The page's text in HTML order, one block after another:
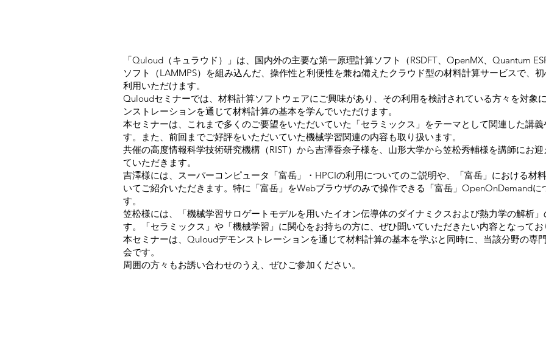
「Quloud（キュラウド）
」は、国内外の主要な第一原理計算ソフト（RSDFT、OpenMX、Quantum
ソフト（LAMMPS）を組み込んだ、操作性と利便性を兼ね備えたクラウド型の材料計算サービスで、
利用いただけます。
Quloudセミナーでは、材料計算ソフトウェアにご興味があり、その利用を検討されている方々を対象
ンストレーションを通じて材料計算の基本を学んでいただけます。
本セミナーは、これまで多くのご要望をいただいていた「セラミックス」をテーマとして関連した講
す。また、前回までご好評をいただいていた機械学習関連の内容も取り扱います。
共催の高度情報科学技術研究機構（RIST）から吉澤香奈子様を、山形大学から笠松秀輔様を講師にお
ていただきます。
吉澤様には、スーパーコンピュータ「富岳」・HPCIの利用についてのご説明や、「富岳」における材
いてご紹介いただきます。特に「富岳」をWebブラウザのみで操作できる「富岳」OpenOnDemand
す。
笠松様には、「機械学習サロゲートモデルを用いたイオン伝導体のダイナミクスおよび熱力学の解析
す。「セラミックス」や「機械学習」に関心をお持ちの方に、ぜひ聞いていただきたい内容となってお
本セミナーは、Quloudデモンストレーションを通じて材料計算の基本を学ぶと同時に、当該分野の専
会です。
周囲の方々もお誘い合わせのうえ、ぜひご参加ください。